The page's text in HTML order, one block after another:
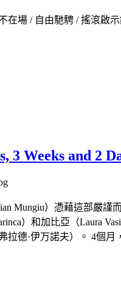
在場 / 自由馳騁 / 搖滾啟
3 Weeks and 2
Mungiu）憑藉這部嚴謹
）和加比亞（Laura
拉德·伊万諾夫）。 4個